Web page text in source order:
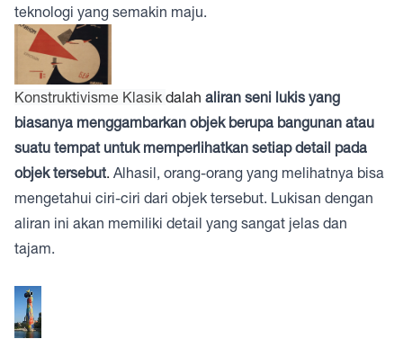
teknologi yang semakin maju.
Konstruktivisme Klasik dalah aliran seni lukis yang
biasanya menggambarkan objek berupa bangunan atau
suatu tempat untuk memperlihatkan setiap detail pada
objek tersebut. Alhasil, orang-orang yang melihatnya bisa
mengetahui ciri-ciri dari objek tersebut. Lukisan dengan
aliran ini akan memiliki detail yang sangat jelas dan
tajam.